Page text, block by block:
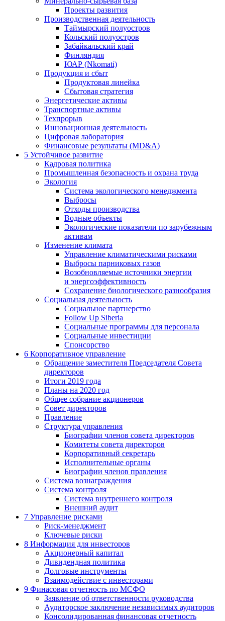
Проекты развития
Производственная деятельность
Таймырский полуостров
Кольский полуостров
Забайкальский край
Финляндия
ЮАР (Nkomati)
Продукция и сбыт
Продуктовая линейка
Сбытовая стратегия
Энергетические активы
Транспортные активы
Техпрорыв
Инновационная деятельность
Цифровая лаборатория
Финансовые результаты (MD&A)
5 Устойчивое развитие
Кадровая политика
Промышленная безопасность и охрана труда
Экология
Система экологического менеджмента
Выбросы
Отходы производства
Водные объекты
Экологические показатели по зарубежным
активам
Изменение климата
Управление климатическими рисками
Выбросы парниковых газов
Возобновляемые источники энергии
и энергоэффективность
Сохранение биологического разнообразия
Социальная деятельность
Социальное партнерство
Follow Up Siberia
Социальные программы для персонала
Социальные инвестиции
Спонсорство
6 Корпоративное управление
Обращение заместителя Председателя Совета
директоров
Итоги 2019 года
Планы на 2020 год
Общее собрание акционеров
Совет директоров
Правление
Структура управления
Биографии членов совета директоров
Комитеты совета директоров
Корпоративный секретарь
Исполнительные органы
Биографии членов правления
Система вознаграждения
Система контроля
Система внутреннего контроля
Внешний аудит
7 Управление рисками
Риск-менеджмент
Ключевые риски
8 Информация для инвесторов
Акционерный капитал
Дивидендная политика
Долговые инструменты
Взаимодействие с инвеcторами
9 Финасовая отчетность по МСФО
Заявление об ответственности руководства
Аудиторское заключение независимых аудиторов
Консолидированная финансовая отчетность